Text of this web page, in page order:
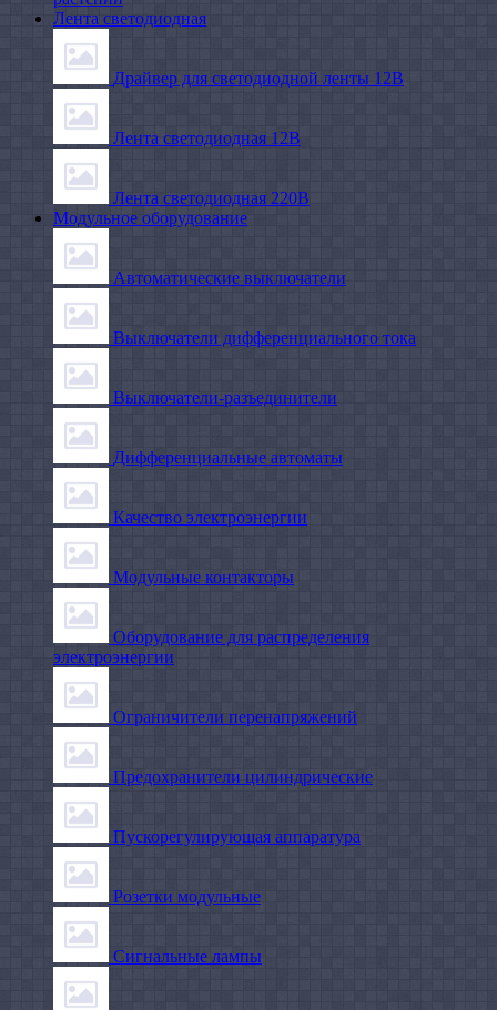
Лента светодиодная
Драйвер для светодиодной ленты 12В
Лента светодиодная 12В
Лента светодиодная 220В
Модульное оборудование
Автоматические выключатели
Выключатели дифференциального тока
Выключатели-разъединители
Дифференциальные автоматы
Качество электроэнергии
Модульные контакторы
Оборудование для распределения
электроэнергии
Ограничители перенапряжений
Предохранители цилиндрические
Пускорегулирующая аппаратура
Розетки модульные
Сигнальные лампы